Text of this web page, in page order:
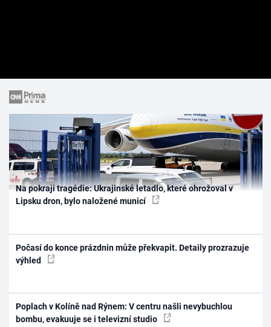
Na pokraji tragédie: Ukrajinské letadlo, které ohrožoval v
Lipsku dron, bylo naložené municí
Počasí do konce prázdnin může překvapit. Detaily prozrazuje
výhled
Poplach v Kolíně nad Rýnem: V centru našli nevybuchlou
bombu, evakuuje se i televizní studio